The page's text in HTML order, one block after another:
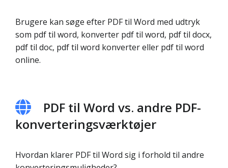
Brugere kan søge efter PDF til Word med udtryk
som pdf til word, konverter pdf til word, pdf til docx,
pdf til doc, pdf til word konverter eller pdf til word
online.
PDF til Word vs. andre PDF-
konverteringsværktøjer
Hvordan klarer PDF til Word sig i forhold til andre